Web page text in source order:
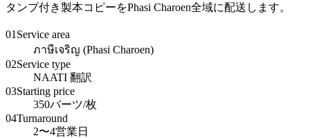
タンプ付き製本コピーをPhasi Charoen全域に配送します。
01 Service area
ภาษีเจริญ (Phasi Charoen)
02Service type
NAATI 翻訳
03Starting price
350バーツ/枚
04Turnaround
2〜4営業日